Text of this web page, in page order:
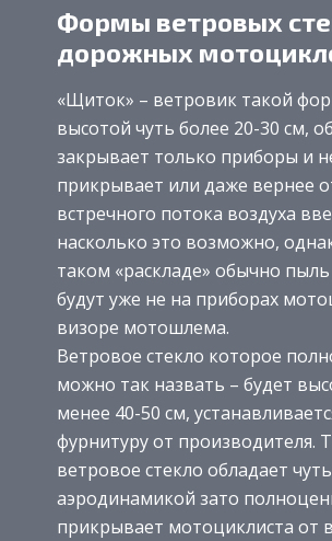
Формы ветровых
дорожных
«Щиток» – ветровик такой
высотой чуть более 20-30 см,
закрывает только приборы и
прикрывает или даже вернее
встречного потока воздуха
насколько это возможно,
таком «раскладе» обычно пыль
будут уже не на приборах
визоре мотошлема.
Ветровое стекло которое
можно так назвать – будет
менее 40-50 см,
фурнитуру от производителя.
ветровое стекло обладает
аэродинамикой зато
прикрывает мотоциклиста от